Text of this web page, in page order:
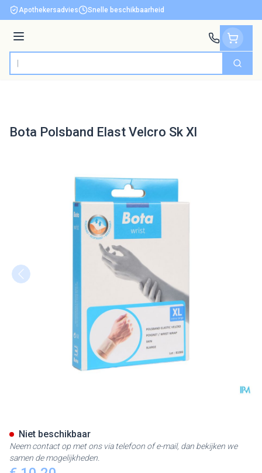
Ga naar de inhoud
Apothekersadvies Snelle beschikbaarheid
Menu
Product, merk, categorie... Zoek
Bota Polsband Elast Velcro Sk Xl
Niet beschikbaar
Neem contact op met ons via telefoon of e-mail, dan bekijken we
samen de mogelijkheden.